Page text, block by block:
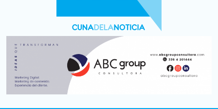
Fuerte caída de la venta de autos usados en julio: bajó un 12,6%